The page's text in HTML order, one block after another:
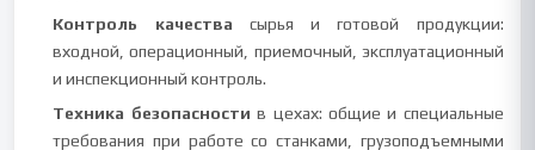
Контроль качества сырья и готовой продукции:
входной, операционный, приемочный, эксплуатационный
и инспекционный контроль.
Техника безопасности в цехах: общие и специальные
требования при работе со станками, грузоподъемными